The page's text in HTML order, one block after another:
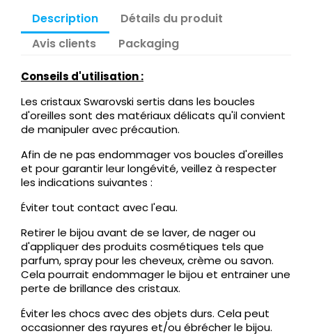
Description
Détails du produit
Avis clients
Packaging
Conseils d'utilisation :
Les cristaux Swarovski sertis dans les boucles
d'oreilles sont des matériaux délicats qu'il convient
de manipuler avec précaution.
Afin de ne pas endommager vos boucles d'oreilles
et pour garantir leur longévité, veillez à respecter
les indications suivantes :
Éviter tout contact avec l'eau.
Retirer le bijou avant de se laver, de nager ou
d'appliquer des produits cosmétiques tels que
parfum, spray pour les cheveux, crème ou savon.
Cela pourrait endommager le bijou et entrainer une
perte de brillance des cristaux.
Éviter les chocs avec des objets durs. Cela peut
occasionner des rayures et/ou ébrécher le bijou.